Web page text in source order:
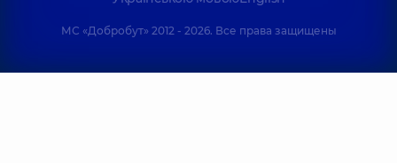
МС «Добробут» 2012 - 2026. Все права защищены